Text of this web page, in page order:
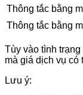
Thông tắc bằng
Thông tắc bằng
Tùy vào tình
mà giá dịch vụ có
Lưu ý: